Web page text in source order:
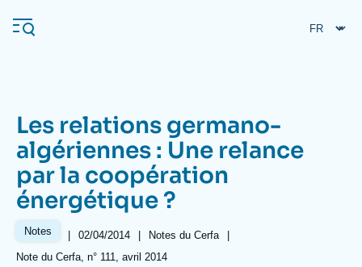
au
contenu
Navigation
principale
L'Ifri
Analyses
À propos de l'Ifri Recherches fréquentes
Les relations germano-
algériennes : Une relance
par la coopération
énergétique ?
Notes |
Date
02/04/2014 |
Référence
taxonomie
Notes du Cerfa
|
Références
Note du Cerfa, n° 111, avril 2014